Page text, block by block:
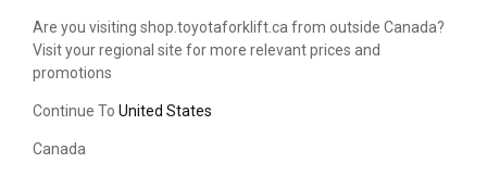
Are you visiting shop.toyotaforklift.ca from outside Canada?
Visit your regional site for more relevant prices and
promotions
Continue To United States
Canada